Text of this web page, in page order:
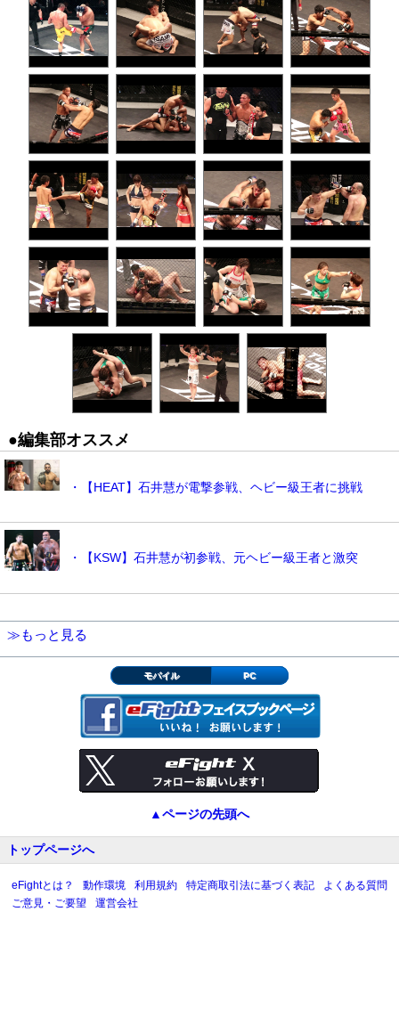
●編集部オススメ
・【HEAT】石井慧が電撃参戦、ヘビー級王者に挑戦
・【KSW】石井慧が初参戦、元ヘビー級王者と激突
≫もっと見る
モバイル PC
▲ページの先頭へ
トップページへ
eFightとは？ 動作環境 利用規約 特定商取引法に基づく表記
よくある質問
ご意見・ご要望
運営会社